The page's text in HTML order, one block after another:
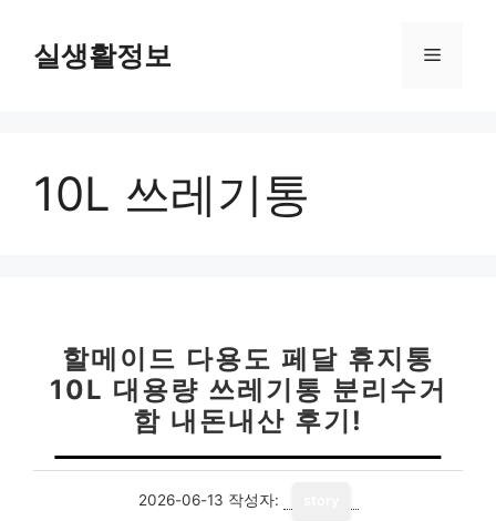
실생활정보 메
10L 쓰레기통
할메이드 다용도 페달 휴지통
10L 대용량 쓰레기통 분리수거
함 내돈내산 후기!
2026-06-13 작성자: